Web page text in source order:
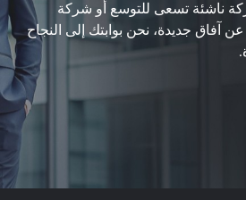
ناشئة تسعى للتوسع أو شركة
آفاق جديدة، نحن بوابتك إلى النجاح